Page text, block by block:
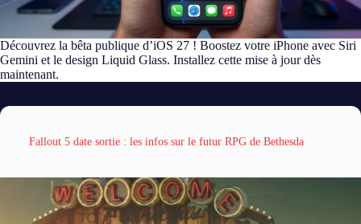
Découvrez la bêta publique d’iOS 27 ! Boostez votre iPhone avec Siri
Gemini et le design Liquid Glass. Installez cette mise à jour dès
maintenant.
Fallout 5 date sortie : les infos sur le futur RPG de Bethesda